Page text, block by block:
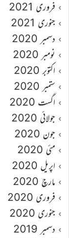
فروری 2021
جنوری 2021
دسمبر 2020
نومبر 2020
اکتوبر 2020
ستمبر 2020
اگست 2020
جولائی 2020
جون 2020
مئی 2020
اپریل 2020
مارچ 2020
فروری 2020
جنوری 2020
دسمبر 2019